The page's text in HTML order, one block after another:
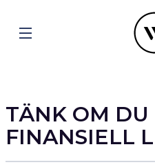
TÄNK OM DU
FINANSIELL